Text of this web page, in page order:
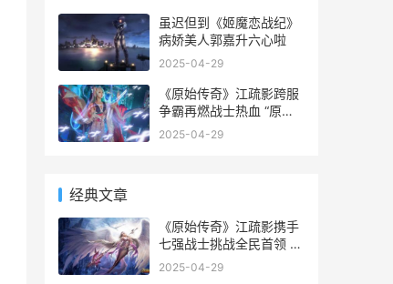
虽迟但到《姬魔恋战纪》
病娇美人郭嘉升六心啦
2025-04-29
《原始传奇》江疏影跨服
争霸再燃战士热血 “原始
传奇”
2025-04-29
经典文章
《原始传奇》江疏影携手
七强战士挑战全民首领 原
始传奇宣传视频
2025-04-29